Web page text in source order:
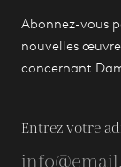
Abonnez-vous
nouvelles
concernant
Entrez votre